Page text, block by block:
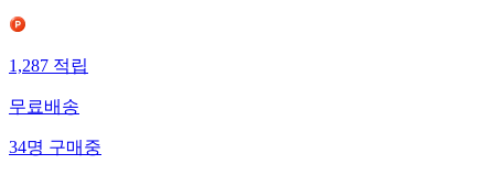
1,287적립
무료배송
34명구매중